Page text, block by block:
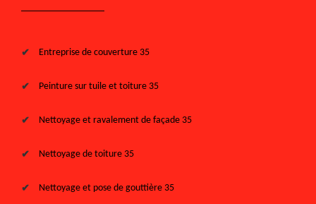
Entreprise de couverture 35
Peinture sur tuile et toiture 35
Nettoyage et ravalement de façade 35
Nettoyage de toiture 35
Nettoyage et pose de gouttière 35